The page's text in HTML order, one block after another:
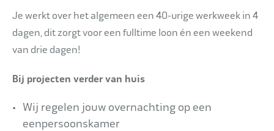
Je werkt over het algemeen een 40-urige werkweek in 4
dagen, dit zorgt voor een fulltime loon én een weekend
van drie dagen!
Bij projecten verder van huis
Wij regelen jouw overnachting op een
eenpersoonskamer